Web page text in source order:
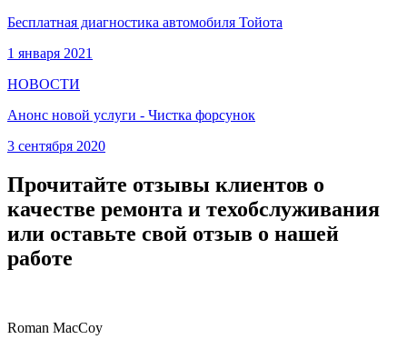
Бесплатная диагностика автомобиля Тойота
1 января 2021
НОВОСТИ
Анонс новой услуги - Чистка форсунок
3 сентября 2020
Прочитайте отзывы клиентов о
качестве ремонта и техобслуживания
или оставьте свой отзыв о нашей
работе
Roman MacCoy